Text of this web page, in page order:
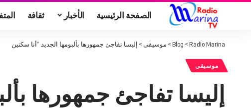
الصفحة الرئيسية الأخبار ثقافة
Radio Marina
>
Blog
> موسيقى > إليسا تفاجئ جمهورها بألبومها الجديد “أنا سكتين
موسيقى
إليسا تفاجئ جمهورها